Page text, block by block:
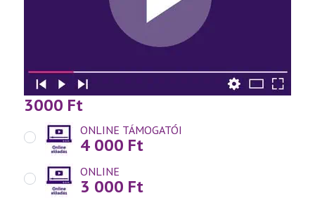
3000 Ft
ONLINE TÁMOGATÓI
4 000 Ft
ONLINE
3 000 Ft